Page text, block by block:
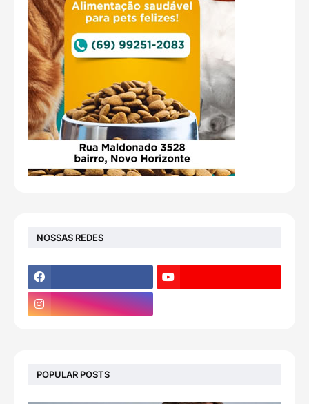
NOSSAS REDES
POPULAR POSTS